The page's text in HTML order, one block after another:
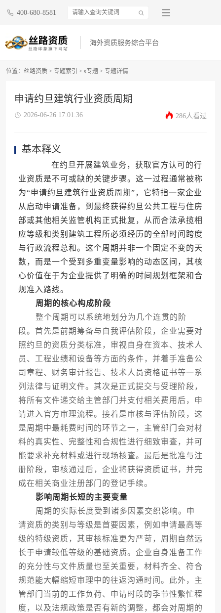
400-680-8581
海外资质服务综合平台
位置： 丝路资质 > 专题索引 > s专题 > 专题详情
申请约旦建筑行业资质周期
2026-06-26 17:01:36 286人看过
基本释义
在约旦开展建筑业务，获取官方认可的行
业资质是不可或缺的关键步骤。这一过程通常被称
为“申请约旦建筑行业资质周期”，它特指一家企业
从启动申请准备，到最终获得约旦公共工程与住房
部或其他相关监管机构正式批复，从而合法承揽相
应等级和类别建筑工程所必须经历的全部时间跨度
与行政流程总和。这个周期并非一个固定不变的天
数，而是一个受到多重变量影响的动态区间，其核
心价值在于为企业提供了明确的时间规划框架和合
规准入路线。
周期的核心构成阶段
整个周期可以系统地划分为几个连贯的阶
段。首先是前期筹备与自我评估阶段，企业需要对
照约旦的资质分类标准，审视自身在资本、技术人
员、工程业绩和设备等方面的条件，并着手准备公
司章程、财务审计报告、技术人员资格证书等一系
列法律与证明文件。其次是正式提交与受理阶段，
将所有文件递交给主管部门并支付相关费用后，申
请进入官方审理流程。接着是审核与评估阶段，这
是周期中最耗费时间的环节之一，主管部门会对材
料的真实性、完整性和合规性进行细致审查，并可
能要求补充材料或进行现场核查。最后是批准与注
册阶段，审核通过后，企业将获得资质证书，并完
成在相关商业注册部门的登记手续。
影响周期长短的主要变量
周期的实际长度受到诸多因素交织影响。申
请资质的类别与等级是首要因素，例如申请最高等
级的特级资质，其审核标准更为严苛，周期自然远
长于申请较低等级的基础资质。企业自身准备工作
的充分性与文件质量也至关重要，材料齐全、符合
规范能大幅缩短审理中的往返沟通时间。此外，主
管部门当前的工作负荷、申请时段的季节性繁忙程
度，以及法规政策是否有新的调整，都会对周期的